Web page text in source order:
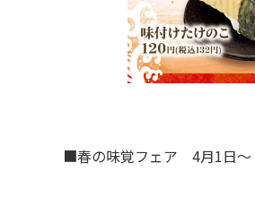
■春の味覚フェア 4月1日～